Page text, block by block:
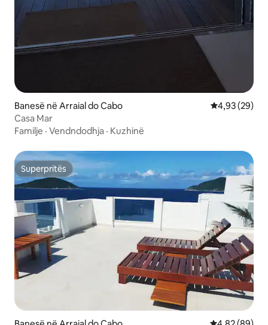
Banesë në Arraial do Cabo Vlerësimi
4,93 (29)
Casa Mar
Familje · Vendndodhja · Kuzhinë
Superpritës
Superpritës